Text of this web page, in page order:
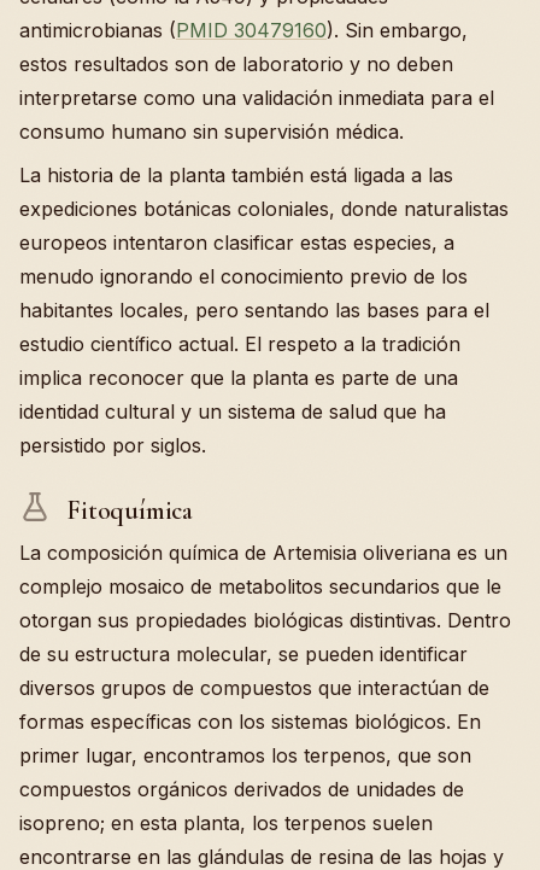
antimicrobianas (PMID 30479160). Sin embargo,
estos resultados son de laboratorio y no deben
interpretarse como una validación inmediata para el
consumo humano sin supervisión médica.
La historia de la planta también está ligada a las
expediciones botánicas coloniales, donde naturalistas
europeos intentaron clasificar estas especies, a
menudo ignorando el conocimiento previo de los
habitantes locales, pero sentando las bases para el
estudio científico actual. El respeto a la tradición
implica reconocer que la planta es parte de una
identidad cultural y un sistema de salud que ha
persistido por siglos.
Fitoquímica
La composición química de Artemisia oliveriana es un
complejo mosaico de metabolitos secundarios que le
otorgan sus propiedades biológicas distintivas. Dentro
de su estructura molecular, se pueden identificar
diversos grupos de compuestos que interactúan de
formas específicas con los sistemas biológicos. En
primer lugar, encontramos los terpenos, que son
compuestos orgánicos derivados de unidades de
isopreno; en esta planta, los terpenos suelen
encontrarse en las glándulas de resina de las hojas y